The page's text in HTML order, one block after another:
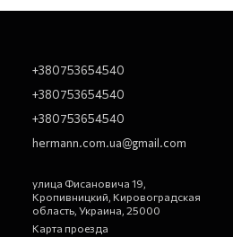
+380753654540
+380753654540
+380753654540
hermann.com.ua@gmail.com
улица Фисановича 19,
Кропивницкий, Кировоградская
область, Украина, 25000
Карта проезда